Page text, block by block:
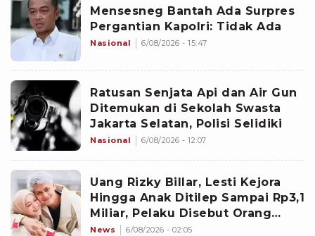
Mensesneg Bantah Ada Surpres
Pergantian Kapolri: Tidak Ada
Nasional 6/08/2026 - 15:47
Ratusan Senjata Api dan Air Gun
Ditemukan di Sekolah Swasta
Jakarta Selatan, Polisi Selidiki
Nasional 6/08/2026 - 12:07
Uang Rizky Billar, Lesti Kejora
Hingga Anak Ditilep Sampai Rp3,1
Miliar, Pelaku Disebut Orang
Terdekat
News 6/08/2026 - 02:05